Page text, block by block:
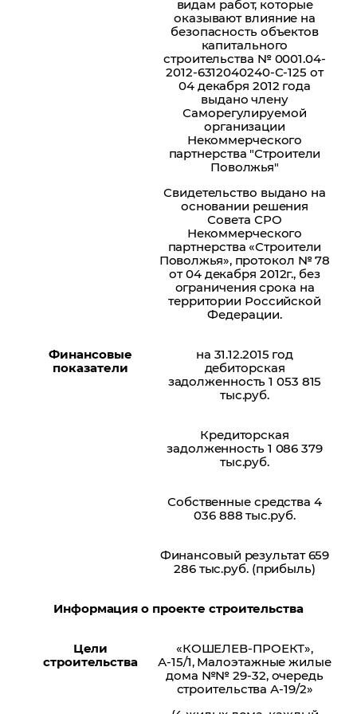
видам работ, которые
оказывают влияние на
безопасность объектов
капитального
строительства № 0001.04-
2012-6312040240-С-125 от
04 декабря 2012 года
выдано члену
Саморегулируемой
организации
Некоммерческого
партнерства "Строители
Поволжья"
Свидетельство выдано на
основании решения
Совета СРО
Некоммерческого
партнерства «Строители
Поволжья», протокол № 78
от 04 декабря 2012г., без
ограничения срока на
территории Российской
Федерации.
Финансовые
показатели
на 31.12.2015 год
дебиторская
задолженность 1 053 815
тыс.руб.
Кредиторская
задолженность 1 086 379
тыс.руб.
Собственные средства 4
036 888 тыс.руб.
Финансовый результат 659
286 тыс.руб. (прибыль)
Информация о проекте строительства
Цели
строительства
«КОШЕЛЕВ-ПРОЕКТ»,
А-15/1, Малоэтажные жилые
дома №№ 29-32, очередь
строительства А-19/2»